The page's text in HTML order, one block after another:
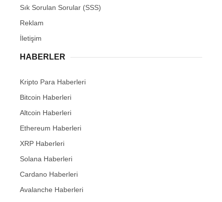
Sık Sorulan Sorular (SSS)
Reklam
İletişim
HABERLER
Kripto Para Haberleri
Bitcoin Haberleri
Altcoin Haberleri
Ethereum Haberleri
XRP Haberleri
Solana Haberleri
Cardano Haberleri
Avalanche Haberleri